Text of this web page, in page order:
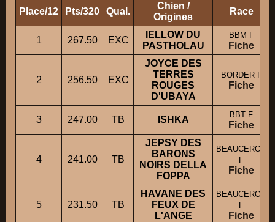
Place/12 Pts/320 Qual.
Chien /
Origines
Race
1 267.50 EXC
IELLOW DU
PASTHOLAU
BBM F
Fiche
2 256.50 EXC
JOYCE DES
TERRES
ROUGES
D'UBAYA
BORDER F
Fiche
3 247.00 TB ISHKA BBT F
Fiche
4 241.00 TB
JEPSY DES
BARONS
NOIRS DELLA
FOPPA
BEAUCERON
F
Fiche
5 231.50 TB
HAVANE DES
FEUX DE
L'ANGE
BEAUCERON
F
Fiche